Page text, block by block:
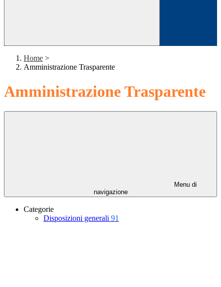
Home >
Amministrazione Trasparente
Amministrazione Trasparente
Menu di
navigazione
Categorie
Disposizioni generali 91